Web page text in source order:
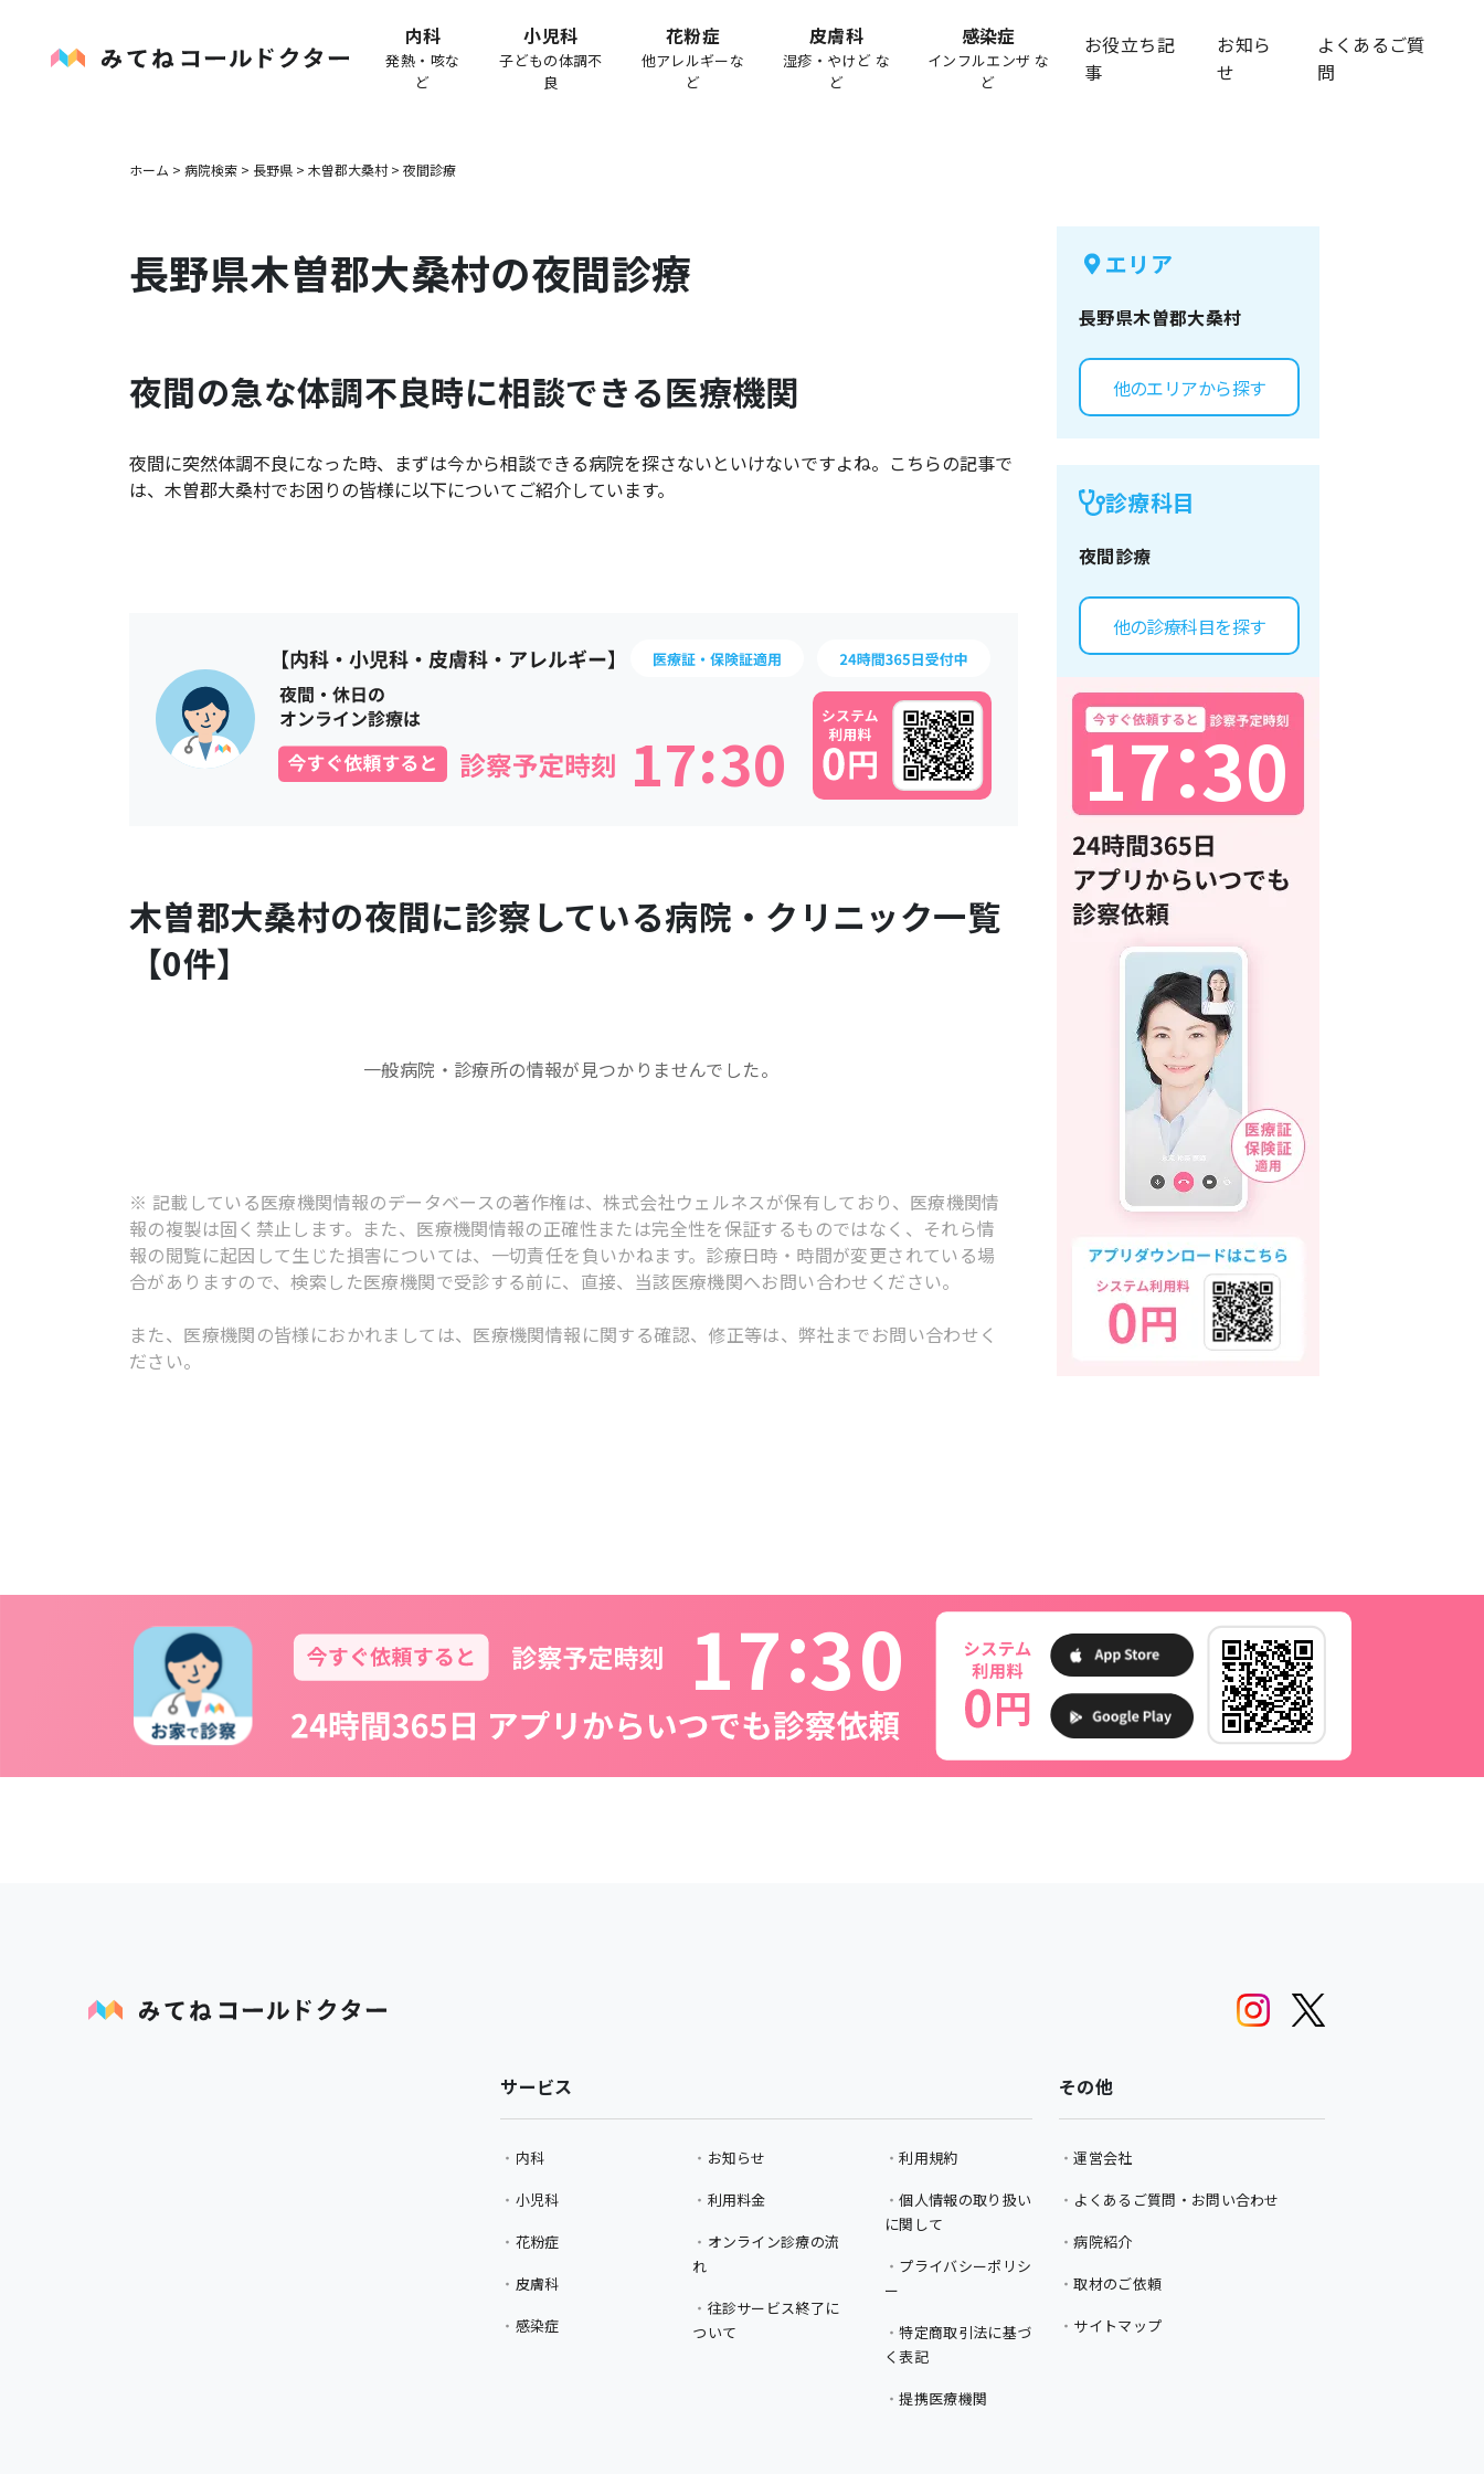
内科
発熱・咳な
ど
小児科
子どもの体調不
良
花粉症
他アレルギーな
ど
皮膚科
湿疹・やけど な
ど
感染症
インフルエンザ な
ど
お役立ち記
事
お知ら
せ
よくあるご質
問
ホーム > 病院検索 > 長野県 > 木曽郡大桑村 > 夜間診療
長野県木曽郡大桑村の夜間診療
夜間の急な体調不良時に相談できる医療機関
夜間に突然体調不良になった時、まずは今から相談できる病院を探さないといけないですよね。こちらの記事で
は、 木曽郡大桑村でお困りの皆様に以下についてご紹介しています。
17 30
:
木曽郡大桑村の夜間に診察している病院・クリニック一覧
【0件】
一般病院・診療所の情報が見つかりませんでした。
※ 記載している医療機関情報のデータベースの著作権は、株式会社ウェルネスが保有しており、医療機関情
報の複製は固く禁止します。また、医療機関情報の正確性または完全性を保証するものではなく、それら情
報の閲覧に起因して生じた損害については、一切責任を負いかねます。診療日時・時間が変更されている場
合がありますので、検索した医療機関で受診する前に、直接、当該医療機関へお問い合わせください。
また、医療機関の皆様におかれましては、医療機関情報に関する確認、修正等は、弊社までお問い合わせく
ださい。
エリア
長野県木曽郡大桑村
他のエリアから探す
診療科目
夜間診療
他の診療科目を探す
17：
30
17 30
サービス
内科
小児科
花粉症
皮膚科
感染症
お知らせ
利用料金
オンライン診療の流
れ
往診サービス終了に
ついて
利用規約
個人情報の取り扱い
に関して
プライバシーポリシ
ー
特定商取引法に基づ
く表記
提携医療機関
その他
運営会社
よくあるご質問・お問い合わせ
病院紹介
取材のご依頼
サイトマップ